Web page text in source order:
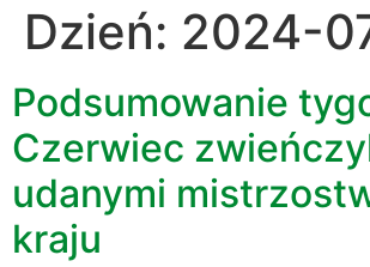
Dzień: 2024-
Podsumowanie
Czerwiec
udanymi
kraju